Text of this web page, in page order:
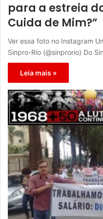
para a estreia
Cuida de Mim?”
Ver essa foto no Instagram
Sinpro-Rio (@sinprorio) Do
Leia mais »